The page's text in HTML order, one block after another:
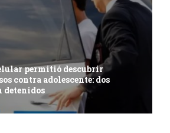
permitió descubrir
contra adolescente: dos
detenidos